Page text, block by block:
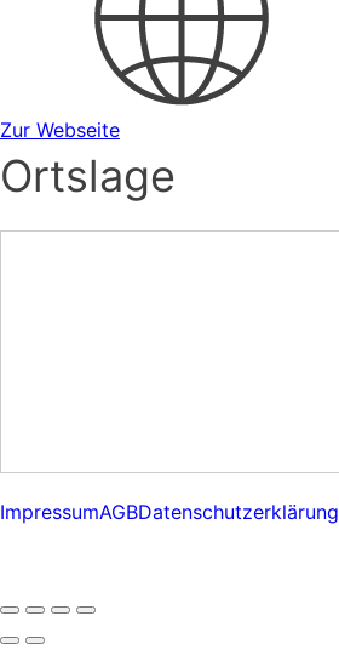
Zur Webseite
Ortslage
ImpressumAGBDatenschutzerklärung